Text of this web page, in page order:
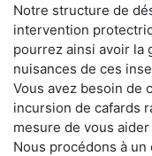
Notre structure de
intervention
pourrez ainsi avoir la
nuisances de ces
Vous avez besoin de
incursion de cafards
mesure de vous
Nous procédons à